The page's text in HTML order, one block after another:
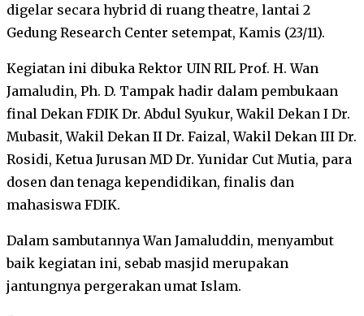
digelar secara hybrid di ruang theatre, lantai 2
Gedung Research Center setempat, Kamis (23/11).
Kegiatan ini dibuka Rektor UIN RIL Prof. H. Wan
Jamaludin, Ph. D. Tampak hadir dalam pembukaan
final Dekan FDIK Dr. Abdul Syukur, Wakil Dekan I Dr.
Mubasit, Wakil Dekan II Dr. Faizal, Wakil Dekan III Dr.
Rosidi, Ketua Jurusan MD Dr. Yunidar Cut Mutia, para
dosen dan tenaga kependidikan, finalis dan
mahasiswa FDIK.
Dalam sambutannya Wan Jamaluddin, menyambut
baik kegiatan ini, sebab masjid merupakan
jantungnya pergerakan umat Islam.